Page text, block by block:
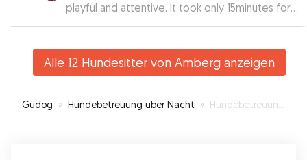
playful and attentive. It took only 15minutes for
her to warm up to us and become friends with
played all day. It was such a pleasure to mind her.
She slept sound all night on her bed aside Clo.
first but mixed well with all the doggies out on
Alle 12 Hundesitter von Amberg anzeigen
Gudog » Hundebetreuung über Nacht » Hundebetreuung in Amberg